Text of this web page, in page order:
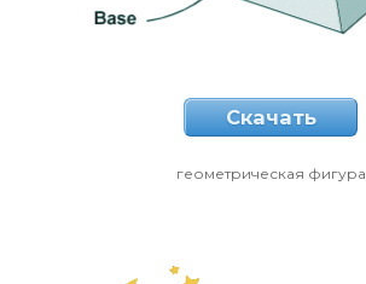
Скачать
геометрическая фигура